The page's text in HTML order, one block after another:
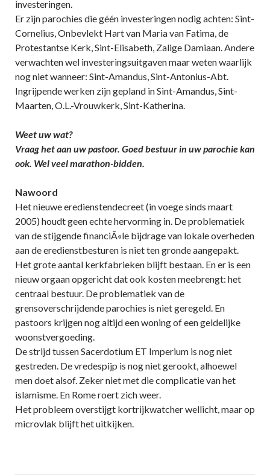
investeringen.
Er zijn parochies die géén investeringen nodig achten: Sint-
Cornelius, Onbevlekt Hart van Maria van Fatima, de
Protestantse Kerk, Sint-Elisabeth, Zalige Damiaan. Andere
verwachten wel investeringsuitgaven maar weten waarlijk
nog niet wanneer: Sint-Amandus, Sint-Antonius-Abt.
Ingrijpende werken zijn gepland in Sint-Amandus, Sint-
Maarten, O.L.-Vrouwkerk, Sint-Katherina.
Weet uw wat?
Vraag het aan uw pastoor. Goed bestuur in uw parochie kan
ook. Wel veel marathon-bidden.
Nawoord
Het nieuwe eredienstendecreet (in voege sinds maart
2005) houdt geen echte hervorming in. De problematiek
van de stijgende financiÃ«le bijdrage van lokale overheden
aan de eredienstbesturen is niet ten gronde aangepakt.
Het grote aantal kerkfabrieken blijft bestaan. En er is een
nieuw orgaan opgericht dat ook kosten meebrengt: het
centraal bestuur. De problematiek van de
grensoverschrijdende parochies is niet geregeld. En
pastoors krijgen nog altijd een woning of een geldelijke
woonstvergoeding.
De strijd tussen Sacerdotium ET Imperium is nog niet
gestreden. De vredespijp is nog niet gerookt, alhoewel
men doet alsof. Zeker niet met die complicatie van het
islamisme. En Rome roert zich weer.
Het probleem overstijgt kortrijkwatcher wellicht, maar op
microvlak blijft het uitkijken.